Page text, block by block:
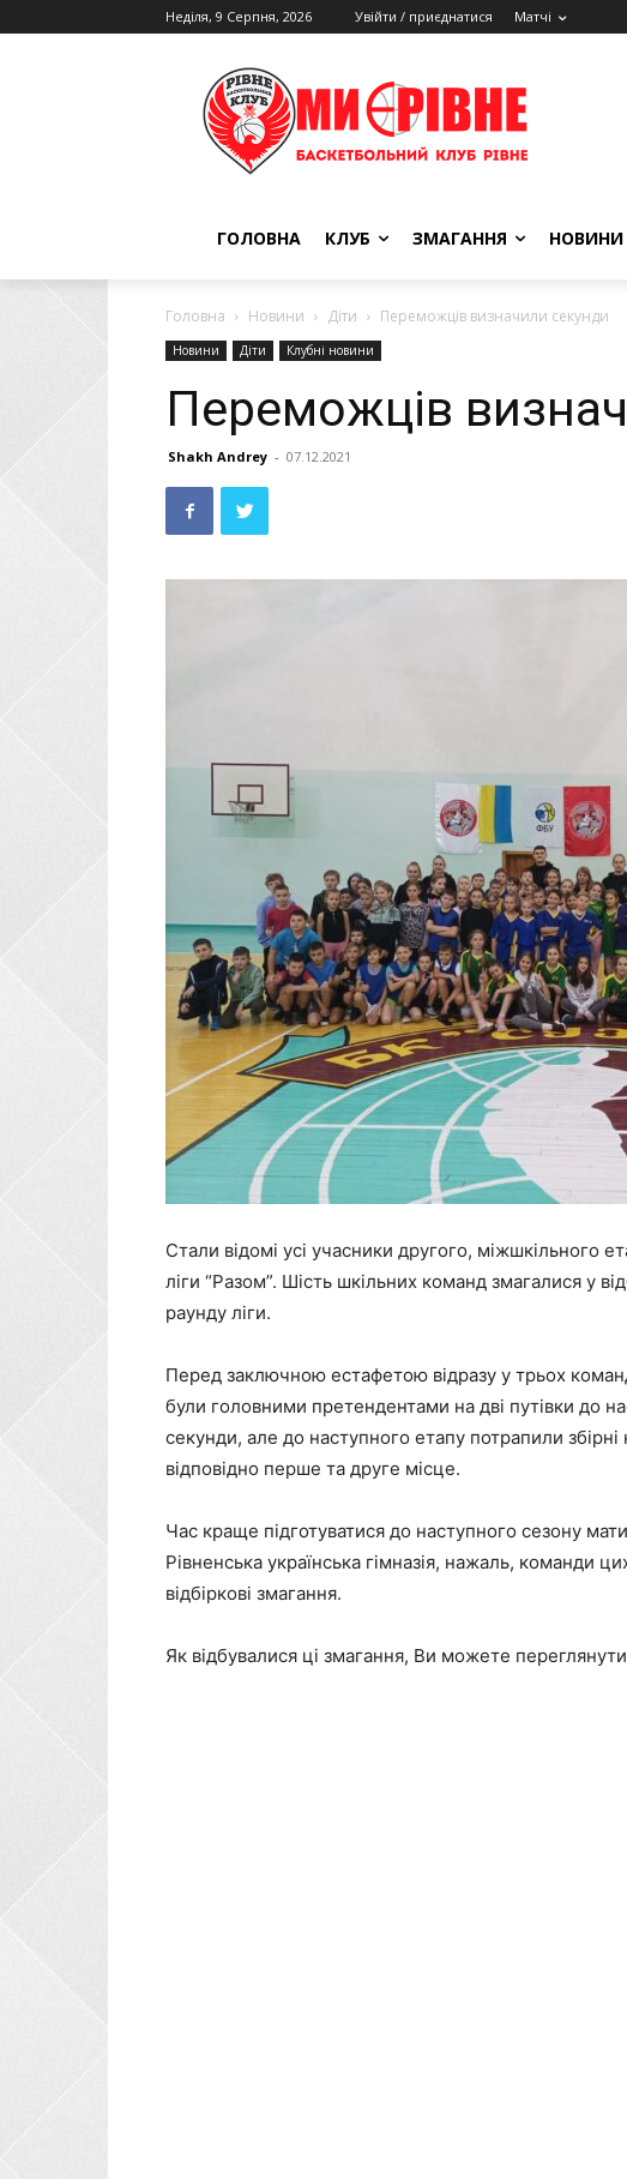
Неділя, 9 Серпня, 2026 Увійти / приєднатися Матчі
ГОЛОВНА КЛУБ ЗМАГАННЯ НОВИНИ
Головна Новини Діти Переможців визначили секунди
Новини Діти Клубні новини
Переможців
Shakh Andrey - 07.12.2021
Стали відомі усі учасники другого, міжшкільного
ліги “Разом”. Шість шкільних команд змагалися у
раунду ліги.
Перед заключною естафетою відразу у трьох команд
були головними претендентами на дві путівки до
секунди, але до наступного етапу потрапили
відповідно перше та друге місце.
Час краще підготуватися до наступного сезону
Рівненська українська гімназія, нажаль, команди
відбіркові змагання.
Як відбувалися ці змагання, Ви можете